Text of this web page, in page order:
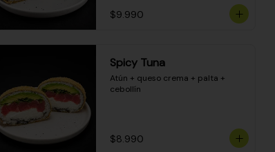
$9.990
Spicy Tuna
Atún + queso crema + palta +
cebollín
$8.990